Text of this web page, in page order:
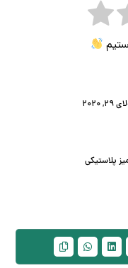
۲۰۲۰
پلاستیکی